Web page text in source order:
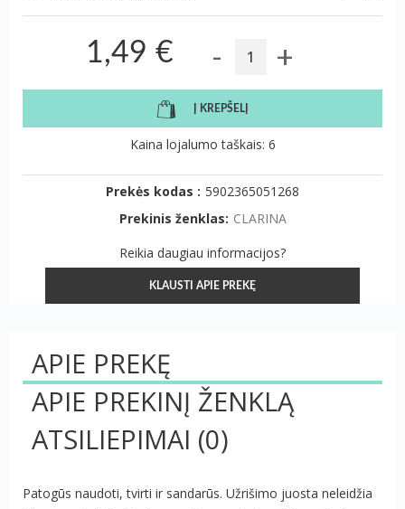
1,49 € - +
Į KREPŠELĮ
Kaina lojalumo taškais: 6
Prekės kodas : 5902365051268
Prekinis ženklas: CLARINA
Reikia daugiau informacijos?
KLAUSTI APIE PREKĘ
APIE PREKĘ
APIE PREKINĮ ŽENKLĄ
ATSILIEPIMAI (0)
Patogūs naudoti, tvirti ir sandarūs. Užrišimo juosta neleidžia